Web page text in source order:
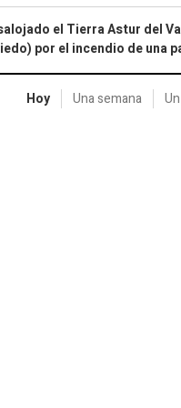
el Tierra Astur del
por el incendio de una
Hoy Una semana